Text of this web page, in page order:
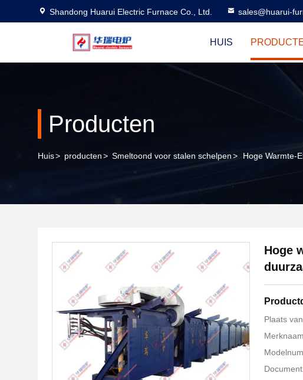
Shandong Huarui Electric Furnace Co., Ltd. sales@huarui-
HUIS
Producten
Huis> producten> Smeltoond voor stalen schelpen> Hoge Warmte-
Hoge
Plaats